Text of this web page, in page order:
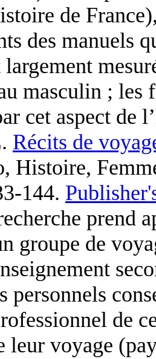
de
des manuels
masculin ; les
cet aspect de
. Récits de
Histoire,
144.
prend
groupe de
personnels
de
leur voyage